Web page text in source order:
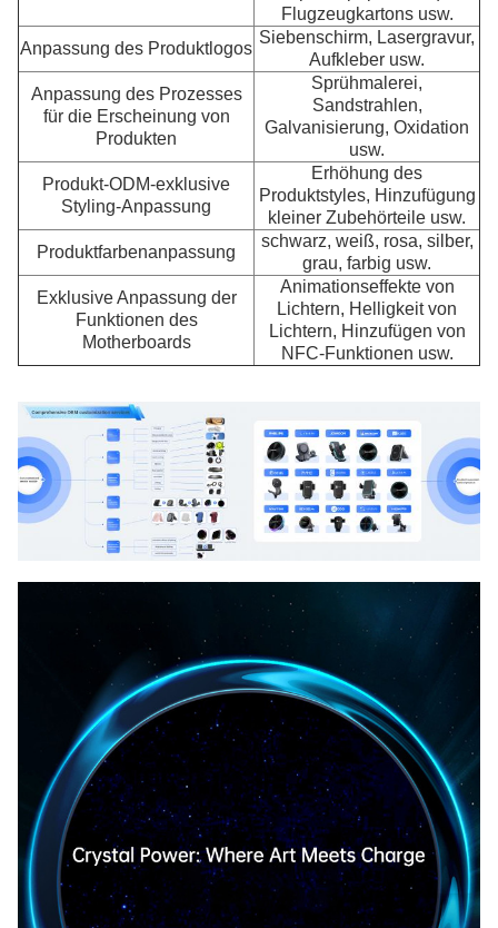
Flugzeugkartons usw.
Anpassung des Produktlogos
Siebenschirm, Lasergravur,
Aufkleber usw.
Anpassung des Prozesses
für die Erscheinung von
Produkten
Sprühmalerei,
Sandstrahlen,
Galvanisierung, Oxidation
usw.
Produkt-ODM-exklusive
Styling-Anpassung
Erhöhung des
Produktstyles, Hinzufügung
kleiner Zubehörteile usw.
Produktfarbenanpassung
schwarz, weiß, rosa, silber,
grau, farbig usw.
Exklusive Anpassung der
Funktionen des
Motherboards
Animationseffekte von
Lichtern, Helligkeit von
Lichtern, Hinzufügen von
NFC-Funktionen usw.